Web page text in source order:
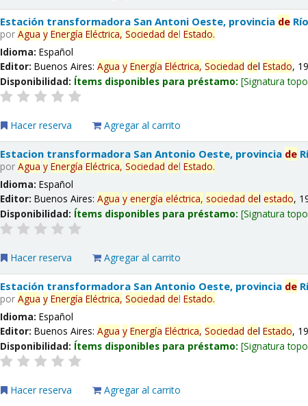
Estación transformadora San Antoni Oeste, provincia de
porAgua y Energía Eléctrica, Sociedad delEstado.
Idioma:Español
Editor:Buenos Aires:Agua y Energía Eléctrica, Sociedad delEstado,
Disponibilidad: Ítems disponibles para préstamo: Signatura
Hacer reserva Agregar al carrito
Estacion transformadora San Antonio Oeste, provincia de
porAgua y Energía Eléctrica, Sociedad delEstado.
Idioma:Español
Editor:Buenos Aires:Agua y energía eléctrica, sociedad delestado,
Disponibilidad: Ítems disponibles para préstamo: Signatura
Hacer reserva Agregar al carrito
Estación transformadora San Antonio Oeste, provincia de
porAgua y Energía Eléctrica, Sociedad delEstado.
Idioma:Español
Editor:Buenos Aires:Agua y Energía Eléctrica, Sociedad delEstado,
Disponibilidad: Ítems disponibles para préstamo: Signatura
Hacer reserva Agregar al carrito